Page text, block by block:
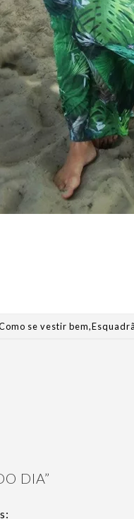
se vestir bem,
DIA”